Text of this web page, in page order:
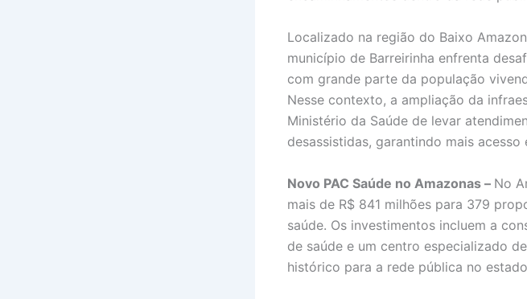
Localizado na região do Baixo
município de Barreirinha enfrenta
com grande parte da população
Nesse contexto, a ampliação da
Ministério da Saúde de levar
desassistidas, garantindo mais
Novo PAC Saúde no Amazonas – No
mais de R$ 841 milhões para 379
saúde. Os investimentos incluem a
de saúde e um centro especializado
histórico para a rede pública no